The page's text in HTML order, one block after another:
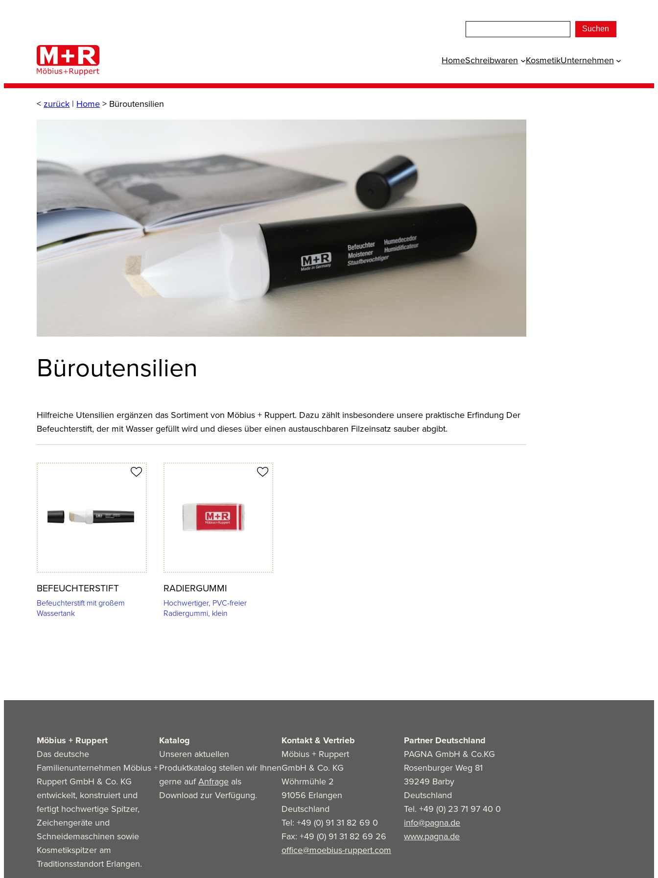
Suchen
HomeSchreibwaren KosmetikUnternehmen
< zurück | Home> Büroutensilien
Büroutensilien
Hilfreiche Utensilien ergänzen das Sortiment von Möbius + Ruppert. Dazu zählt insbesondere unsere praktische Erfindung Der
Befeuchterstift, der mit Wasser gefüllt wird und dieses über einen austauschbaren Filzeinsatz sauber abgibt.
BEFEUCHTERSTIFT
Befeuchterstift mit großem
Wassertank
Produkt merken
RADIERGUMMI
Hochwertiger, PVC-freier
Radiergummi, klein
Produkt merken
Möbius + Ruppert
Das deutsche
Familienunternehmen Möbius +
Ruppert GmbH & Co. KG
entwickelt, konstruiert und
fertigt hochwertige Spitzer,
Zeichengeräte und
Schneidemaschinen sowie
Kosmetikspitzer am
Traditionsstandort Erlangen.
Katalog
Unseren aktuellen
Produktkatalog stellen wir Ihnen
gerne aufAnfrageals
Download zur Verfügung.
Kontakt & Vertrieb
Möbius + Ruppert
GmbH & Co. KG
Wöhrmühle 2
91056 Erlangen
Deutschland
Tel: +49 (0) 91 31 82 69 0
Fax: +49 (0) 91 31 82 69 26
office@moebius-ruppert.com
Partner Deutschland
PAGNA GmbH & Co.KG
Rosenburger Weg 81
39249 Barby
Deutschland
Tel. +49 (0) 23 71 97 40 0
info@pagna.de
www.pagna.de